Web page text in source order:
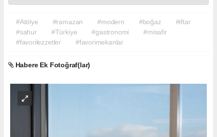
#Atölye #ramazan #modern #boğaz
#iftar
#sahur
#Türkiye #gastronomi
#misafir
#favorilezzetler
#favorimekanlar
Habere Ek Fotoğraf(lar)